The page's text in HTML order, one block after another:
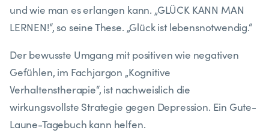
und wie man es erlangen kann. „GLÜCK KANN MAN
LERNEN!“, so seine These. „Glück ist lebensnotwendig.“
Der bewusste Umgang mit positiven wie negativen
Gefühlen, im Fachjargon „Kognitive
Verhaltenstherapie“, ist nachweislich die
wirkungsvollste Strategie gegen Depression. Ein Gute-
Laune-Tagebuch kann helfen.